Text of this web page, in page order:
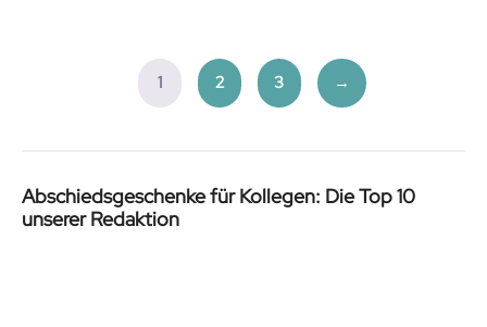
1 2 3 →
Abschiedsgeschenke für Kollegen: Die Top 10
unserer Redaktion